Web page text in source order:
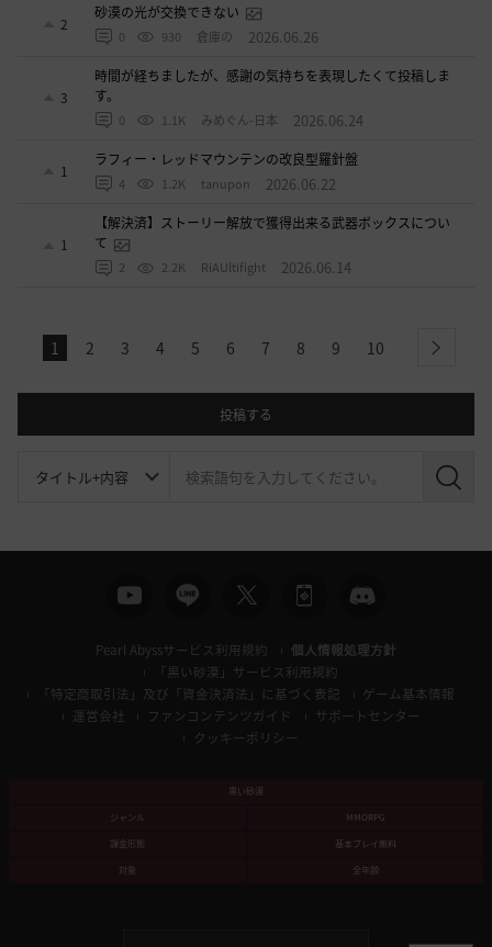
2
砂漠の光が交換できない
0 930 倉庫の 2026.06.26
3
時間が経ちましたが、感謝の気持ちを表現したくて投稿しま
す。
0 1.1K みめぐん-日本 2026.06.24
1
ラフィー・レッドマウンテンの改良型羅針盤
4 1.2K tanupon 2026.06.22
1
【解決済】ストーリー解放で獲得出来る武器ボックスについ
て
2 2.2K RiAUltifight 2026.06.14
1 2 3 4 5 6 7 8 9 10 next
投稿する
検
Pearl Abyssサービス利用規約
個人情報処理方針
「黒い砂漠」サービス利用規約
「特定商取引法」及び「資金決済法」に基づく表記
ゲーム基本情報
運営会社
ファンコンテンツガイド
サポートセンター
クッキーポリシー
黒い砂漠
ジャンル
MMORPG
課金形態
基本プレイ無料
対象
全年齢